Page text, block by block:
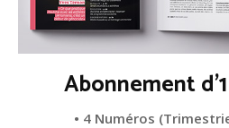
Abonnement
• 4 Numéros